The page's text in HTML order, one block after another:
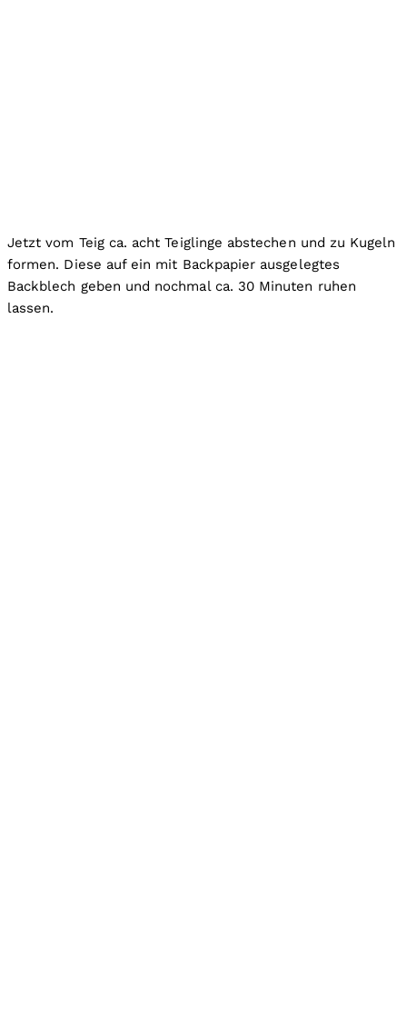
Jetzt vom Teig ca. acht Teiglinge abstechen und zu Kugeln
formen. Diese auf ein mit Backpapier ausgelegtes
Backblech geben und nochmal ca. 30 Minuten ruhen
lassen.